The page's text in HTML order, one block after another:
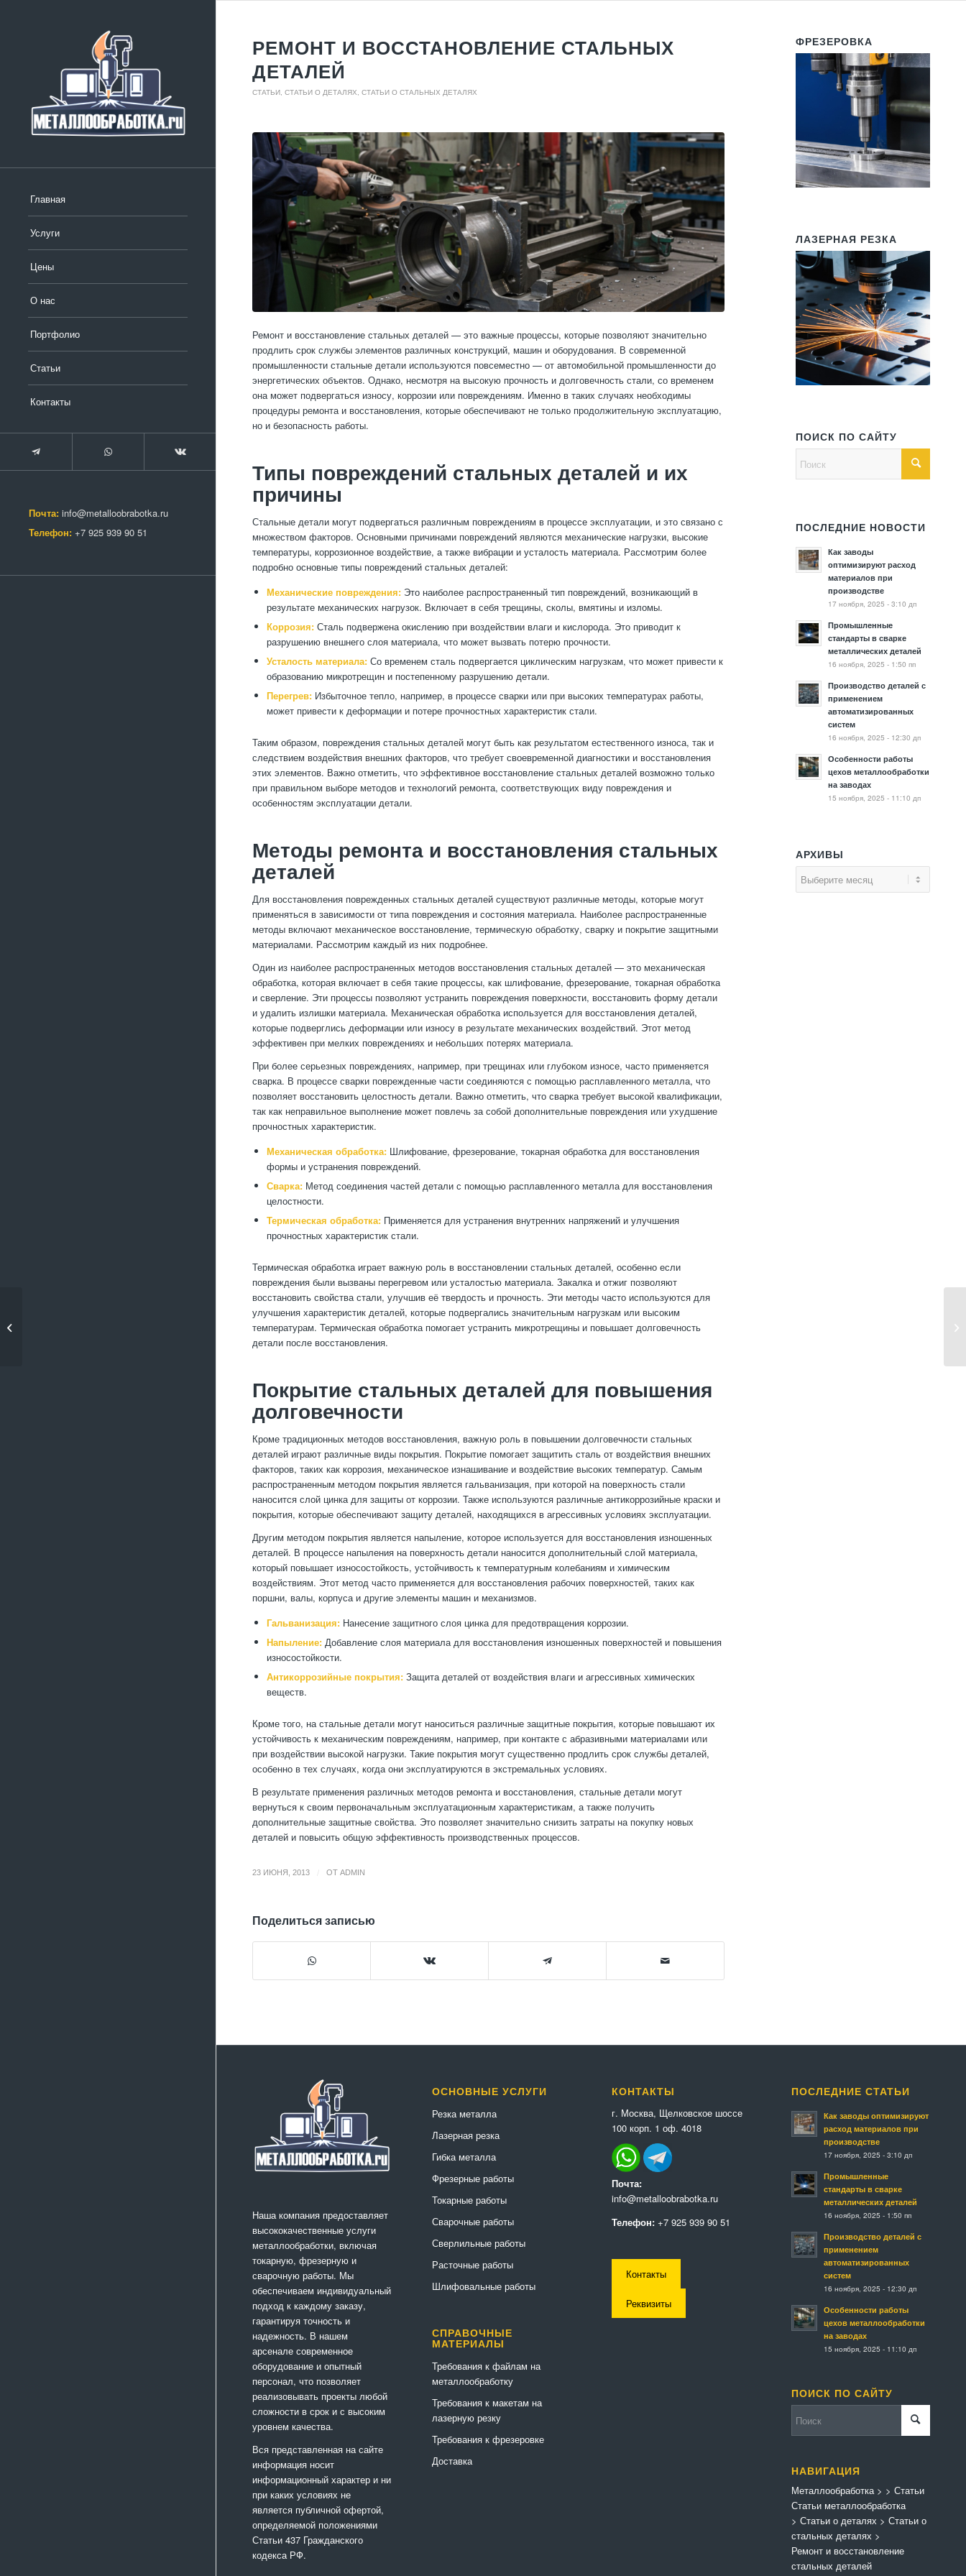
Главная
Услуги
Цены
О нас
Портфолио
Статьи
Контакты
Почта: info@metalloobrabotka.ru
Телефон: +7 925 939 90 51
РЕМОНТ И ВОССТАНОВЛЕНИЕ СТАЛЬНЫХ
ДЕТАЛЕЙ
СТАТЬИ СТАТЬИ О ДЕТАЛЯХ СТАТЬИ О СТАЛЬНЫХ ДЕТАЛЯХ
Ремонт и восстановление стальных деталей — это важные процессы, которые позволяют значительно
продлить срок службы элементов различных конструкций, машин и оборудования. В современной
промышленности стальные детали используются повсеместно — от автомобильной промышленности до
энергетических объектов. Однако, несмотря на высокую прочность и долговечность стали, со временем
она может подвергаться износу, коррозии или повреждениям. Именно в таких случаях необходимы
процедуры ремонта и восстановления, которые обеспечивают не только продолжительную эксплуатацию,
но и безопасность работы.
Типы повреждений стальных деталей и их
причины
Стальные детали могут подвергаться различным повреждениям в процессе эксплуатации, и это связано с
множеством факторов. Основными причинами повреждений являются механические нагрузки, высокие
температуры, коррозионное воздействие, а также вибрации и усталость материала. Рассмотрим более
подробно основные типы повреждений стальных деталей:
Механические повреждения: Это наиболее распространенный тип повреждений, возникающий в
результате механических нагрузок. Включает в себя трещины, сколы, вмятины и изломы.
Коррозия: Сталь подвержена окислению при воздействии влаги и кислорода. Это приводит к
разрушению внешнего слоя материала, что может вызвать потерю прочности.
Усталость материала: Со временем сталь подвергается циклическим нагрузкам, что может привести к
образованию микротрещин и постепенному разрушению детали.
Перегрев: Избыточное тепло, например, в процессе сварки или при высоких температурах работы,
может привести к деформации и потере прочностных характеристик стали.
Таким образом, повреждения стальных деталей могут быть как результатом естественного износа, так и
следствием воздействия внешних факторов, что требует своевременной диагностики и восстановления
этих элементов. Важно отметить, что эффективное восстановление стальных деталей возможно только
при правильном выборе методов и технологий ремонта, соответствующих виду повреждения и
особенностям эксплуатации детали.
Методы ремонта и восстановления стальных
деталей
Для восстановления поврежденных стальных деталей существуют различные методы, которые могут
применяться в зависимости от типа повреждения и состояния материала. Наиболее распространенные
методы включают механическое восстановление, термическую обработку, сварку и покрытие защитными
материалами. Рассмотрим каждый из них подробнее.
Один из наиболее распространенных методов восстановления стальных деталей — это механическая
обработка, которая включает в себя такие процессы, как шлифование, фрезерование, токарная обработка
и сверление. Эти процессы позволяют устранить повреждения поверхности, восстановить форму детали
и удалить излишки материала. Механическая обработка используется для восстановления деталей,
которые подверглись деформации или износу в результате механических воздействий. Этот метод
эффективен при мелких повреждениях и небольших потерях материала.
При более серьезных повреждениях, например, при трещинах или глубоком износе, часто применяется
сварка. В процессе сварки поврежденные части соединяются с помощью расплавленного металла, что
позволяет восстановить целостность детали. Важно отметить, что сварка требует высокой квалификации,
так как неправильное выполнение может повлечь за собой дополнительные повреждения или ухудшение
прочностных характеристик.
Механическая обработка: Шлифование, фрезерование, токарная обработка для восстановления
формы и устранения повреждений.
Сварка: Метод соединения частей детали с помощью расплавленного металла для восстановления
целостности.
Термическая обработка: Применяется для устранения внутренних напряжений и улучшения
прочностных характеристик стали.
Термическая обработка играет важную роль в восстановлении стальных деталей, особенно если
повреждения были вызваны перегревом или усталостью материала. Закалка и отжиг позволяют
восстановить свойства стали, улучшив её твердость и прочность. Эти методы часто используются для
улучшения характеристик деталей, которые подвергались значительным нагрузкам или высоким
температурам. Термическая обработка помогает устранить микротрещины и повышает долговечность
детали после восстановления.
Покрытие стальных деталей для повышения
долговечности
Кроме традиционных методов восстановления, важную роль в повышении долговечности стальных
деталей играют различные виды покрытия. Покрытие помогает защитить сталь от воздействия внешних
факторов, таких как коррозия, механическое изнашивание и воздействие высоких температур. Самым
распространенным методом покрытия является гальванизация, при которой на поверхность стали
наносится слой цинка для защиты от коррозии. Также используются различные антикоррозийные краски и
покрытия, которые обеспечивают защиту деталей, находящихся в агрессивных условиях эксплуатации.
Другим методом покрытия является напыление, которое используется для восстановления изношенных
деталей. В процессе напыления на поверхность детали наносится дополнительный слой материала,
который повышает износостойкость, устойчивость к температурным колебаниям и химическим
воздействиям. Этот метод часто применяется для восстановления рабочих поверхностей, таких как
поршни, валы, корпуса и другие элементы машин и механизмов.
Гальванизация: Нанесение защитного слоя цинка для предотвращения коррозии.
Напыление: Добавление слоя материала для восстановления изношенных поверхностей и повышения
износостойкости.
Антикоррозийные покрытия: Защита деталей от воздействия влаги и агрессивных химических
веществ.
Кроме того, на стальные детали могут наноситься различные защитные покрытия, которые повышают их
устойчивость к механическим повреждениям, например, при контакте с абразивными материалами или
при воздействии высокой нагрузки. Такие покрытия могут существенно продлить срок службы деталей,
особенно в тех случаях, когда они эксплуатируются в экстремальных условиях.
В результате применения различных методов ремонта и восстановления, стальные детали могут
вернуться к своим первоначальным эксплуатационным характеристикам, а также получить
дополнительные защитные свойства. Это позволяет значительно снизить затраты на покупку новых
деталей и повысить общую эффективность производственных процессов.
23 ИЮНЯ, 2013 ОТ ADMIN
Поделиться записью
ФРЕЗЕРОВКА
ЛАЗЕРНАЯ РЕЗКА
ПОИСК ПО САЙТУ
ПОСЛЕДНИЕ НОВОСТИ
Как заводы
оптимизируют расход
материалов при
производстве
17 ноября, 2025 - 3:10 дп
Промышленные
стандарты в сварке
металлических деталей
16 ноября, 2025 - 1:50 пп
Производство деталей с
применением
автоматизированных
систем
16 ноября, 2025 - 12:30 дп
Особенности работы
цехов металлообработки
на заводах
15 ноября, 2025 - 11:10 дп
АРХИВЫ
Наша компания предоставляет
высококачественные услуги
металлообработки, включая
токарную, фрезерную и
сварочную работы. Мы
обеспечиваем индивидуальный
подход к каждому заказу,
гарантируя точность и
надежность. В нашем
арсенале современное
оборудование и опытный
персонал, что позволяет
реализовывать проекты любой
сложности в срок и с высоким
уровнем качества.
Вся представленная на сайте
информация носит
информационный характер и ни
при каких условиях не
является публичной офертой,
определяемой положениями
Статьи 437 Гражданского
кодекса РФ.
ОСНОВНЫЕ УСЛУГИ
Резка металла
Лазерная резка
Гибка металла
Фрезерные работы
Токарные работы
Сварочные работы
Сверлильные работы
Расточные работы
Шлифовальные работы
СПРАВОЧНЫЕ
МАТЕРИАЛЫ
Требования к файлам на
металлообработку
Требования к макетам на
лазерную резку
Требования к фрезеровке
Доставка
КОНТАКТЫ
г. Москва, Щелковское шоссе
100 корп. 1 оф. 4018
Почта:
info@metalloobrabotka.ru
Телефон: +7 925 939 90 51
Контакты
Реквизиты
ПОСЛЕДНИЕ СТАТЬИ
Как заводы оптимизируют
расход материалов при
производстве
17 ноября, 2025 - 3:10 дп
Промышленные
стандарты в сварке
металлических деталей
16 ноября, 2025 - 1:50 пп
Производство деталей с
применением
автоматизированных
систем
16 ноября, 2025 - 12:30 дп
Особенности работы
цехов металлообработки
на заводах
15 ноября, 2025 - 11:10 дп
ПОИСК ПО САЙТУ
НАВИГАЦИЯ
Металлообработка>
Статьи металлообработка
> Статьи
> Статьи о деталях > Статьи о
стальных деталях >
Ремонт и восстановление
стальных деталей